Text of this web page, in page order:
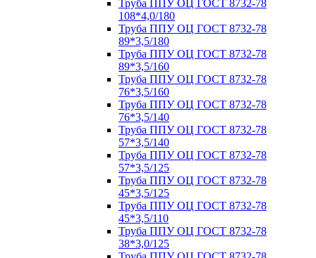
Труба ППУ ОЦ ГОСТ 8732-78
108*4,0/180
Труба ППУ ОЦ ГОСТ 8732-78
89*3,5/180
Труба ППУ ОЦ ГОСТ 8732-78
89*3,5/160
Труба ППУ ОЦ ГОСТ 8732-78
76*3,5/160
Труба ППУ ОЦ ГОСТ 8732-78
76*3,5/140
Труба ППУ ОЦ ГОСТ 8732-78
57*3,5/140
Труба ППУ ОЦ ГОСТ 8732-78
57*3,5/125
Труба ППУ ОЦ ГОСТ 8732-78
45*3,5/125
Труба ППУ ОЦ ГОСТ 8732-78
45*3,5/110
Труба ППУ ОЦ ГОСТ 8732-78
38*3,0/125